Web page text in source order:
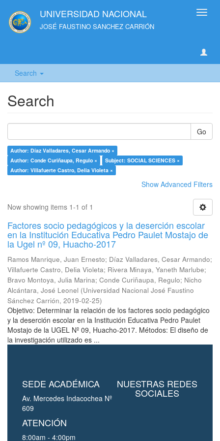
UNIVERSIDAD NACIONAL
JOSÉ FAUSTINO SANCHEZ CARRIÓN
Search
Search
Go
Author: Díaz Valladares, Cesar Armando ×
Author: Conde Curiñaupa, Regulo ×
Subject: SOCIAL SCIENCES ×
Author: Villafuerte Castro, Delia Violeta ×
Show Advanced Filters
Now showing items 1-1 of 1
Factores socio pedagógicos y la deserción escolar
en la Institución Educativa Pedro Paulet Mostajo de
la Ugel nº 09, Huacho-2017
Ramos Manrique, Juan Ernesto; Díaz Valladares, Cesar Armando;
Villafuerte Castro, Delia Violeta; Rivera Minaya, Yaneth Marlube;
Bravo Montoya, Julia Marina; Conde Curiñaupa, Regulo; Nicho
Alcántara, José Leonel (Universidad Nacional José Faustino
Sánchez Carrión, 2019-02-25)
Objetivo: Determinar la relación de los factores socio pedagógico
y la deserción escolar en la Institución Educativa Pedro Paulet
Mostajo de la UGEL Nº 09, Huacho-2017. Métodos: El diseño de
la investigación utilizado es ...
SEDE ACADÉMICA
Av. Mercedes Indacochea Nº
609
ATENCIÓN
8:00am - 4:00pm
NUESTRAS REDES
SOCIALES